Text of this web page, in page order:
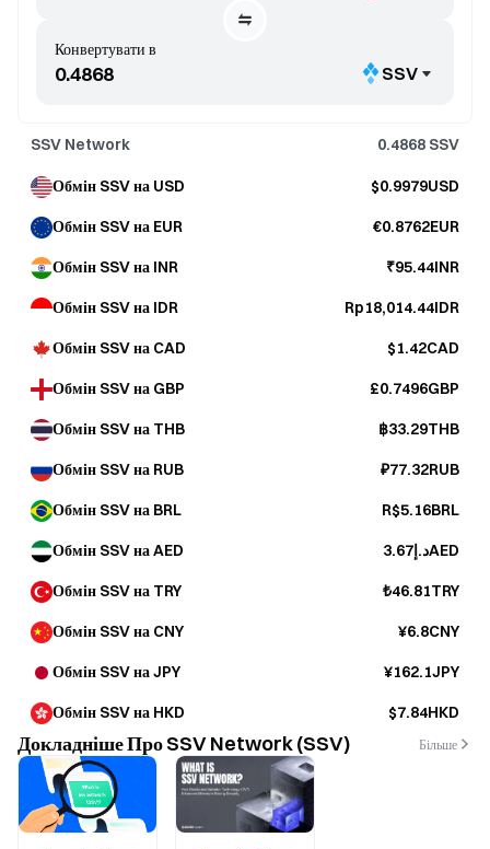
Конвертувати в
SSV
SSV Network 0.4868 SSV
Обмін SSV на USD $0.9979USD
Обмін SSV на EUR €0.8762EUR
Обмін SSV на INR ₹95.44INR
Обмін SSV на IDR Rp18,014.44IDR
Обмін SSV на CAD $1.42CAD
Обмін SSV на GBP £0.7496GBP
Обмін SSV на THB ฿33.29THB
Обмін SSV на RUB ₽77.32RUB
Обмін SSV на BRL R$5.16BRL
Обмін SSV на AED د.إ3.67AED
Обмін SSV на TRY ₺46.81TRY
Обмін SSV на CNY ¥6.8CNY
Обмін SSV на JPY ¥162.1JPY
Обмін SSV на HKD $7.84HKD
Докладніше Про SSV Network (SSV) Більше